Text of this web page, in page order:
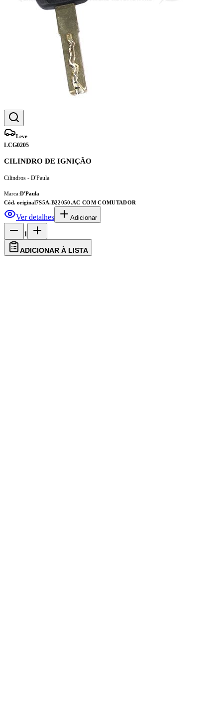
Leve
LCG0205
CILINDRO DE IGNIÇÃO
Cilindros - D'Paula
Marca:D'Paula
Cód. original7S5A.B22050.AC COM COMUTADOR
Ver detalhes Adicionar
1
ADICIONAR À LISTA